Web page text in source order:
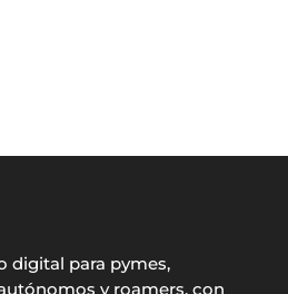
digital para pymes,
y roamers, con